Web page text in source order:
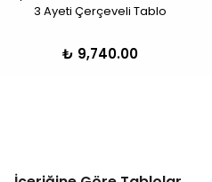
3 Ayeti Çerçeveli Tablo
₺ 9,740.00